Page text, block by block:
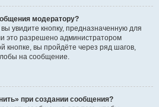
модератору?
увидите кнопку, предназначенную для
это разрешено администратором
кнопке, вы пройдёте через ряд шагов,
на сообщение.
при создании сообщения?